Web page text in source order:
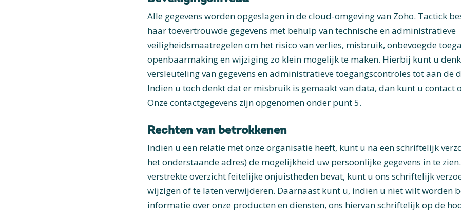
Alle gegevens worden opgeslagen in de cloud-omgeving van Zoho. Tactick
haar toevertrouwde gegevens met behulp van technische en administratieve
veiligheidsmaatregelen om het risico van verlies, misbruik, onbevoegde
openbaarmaking en wijziging zo klein mogelijk te maken. Hierbij kunt u
versleuteling van gegevens en administratieve toegangscontroles tot aan de
Indien u toch denkt dat er misbruik is gemaakt van data, dan kunt u contact
Onze contactgegevens zijn opgenomen onder punt 5.
Rechten van betrokkenen
Indien u een relatie met onze organisatie heeft, kunt u na een schriftelijk
het onderstaande adres) de mogelijkheid uw persoonlijke gegevens in te
verstrekte overzicht feitelijke onjuistheden bevat, kunt u ons schriftelijk
wijzigen of te laten verwijderen. Daarnaast kunt u, indien u niet wilt worden
informatie over onze producten en diensten, ons hiervan schriftelijk op de